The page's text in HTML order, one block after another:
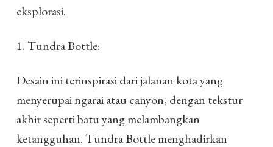
eksplorasi.
1. Tundra Bottle:
Desain ini terinspirasi dari jalanan kota yang
menyerupai ngarai atau canyon, dengan tekstur
akhir seperti batu yang melambangkan
ketangguhan. Tundra Bottle menghadirkan